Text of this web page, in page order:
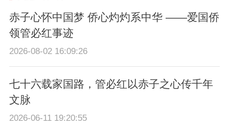
赤子心怀中国梦 侨心灼灼系中华 ——爱国侨
领管必红事迹
2026-08-02 16:09:26
七十六载家国路，管必红以赤子之心传千年
文脉
2026-06-11 19:20:55